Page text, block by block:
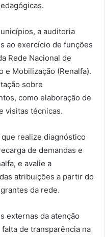
a auditoria
ao exercício de funções
Rede Nacional de
e Mobilização (Renalfa).
sobre
como elaboração de
visitas técnicas.
realize diagnóstico
de demandas e
e avalie a
atribuições a partir do
da rede.
externas da atenção
de transparência na